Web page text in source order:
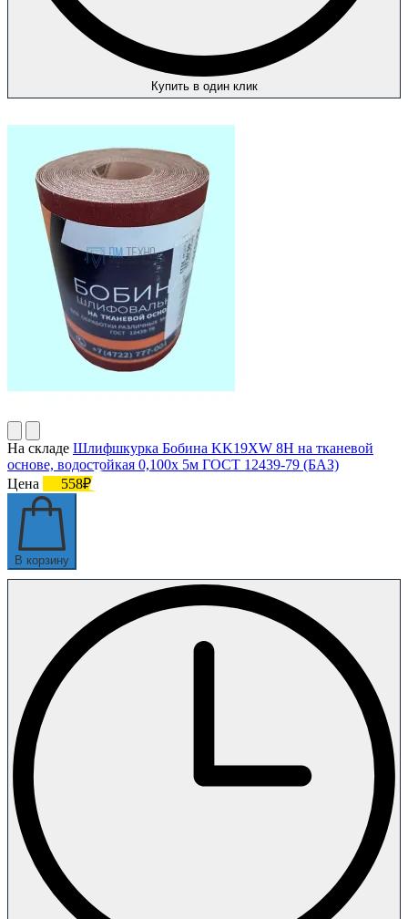
Купить в один клик
На складе Шлифшкурка Бобина KK19XW 8H на тканевой
основе, водостойкая 0,100х 5м ГОСТ 12439-79 (БАЗ)
Цена
558₽
В корзину